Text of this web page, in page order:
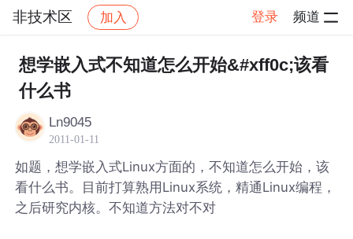
非技术区 加入 登录 频道
社区 非技术区 帖子详情
想学嵌入式不知道怎么开始&#xff0c;该看
什么书
Ln9045
2011-01-11
如题，想学嵌入式Linux方面的，不知道怎么开始，该
看什么书。目前打算熟用Linux系统，精通Linux编程，
之后研究内核。不知道方法对不对